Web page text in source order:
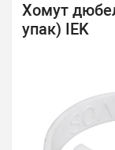
Хомут
упак) IEK